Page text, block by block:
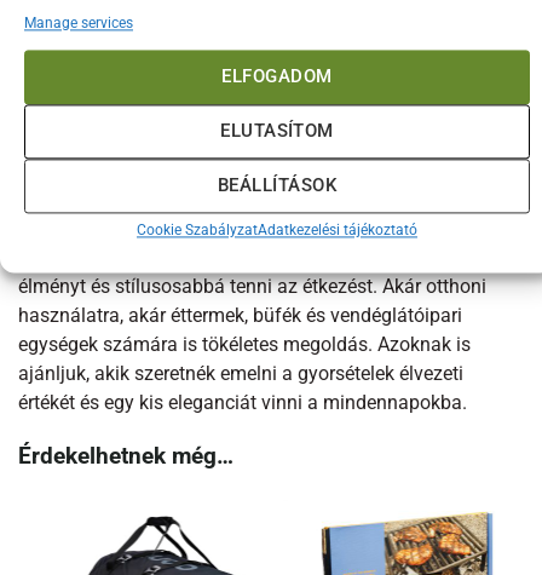
Manage services
ELFOGADOM
ELUTASÍTOM
BEÁLLÍTÁSOK
Cookie SzabályzatAdatkezelési tájékoztató
ételek, például hagymakarikák, rántott csirke és
garnélarák tálalására is alkalmas.
Biztonságos használat:A külső felület nem tartja meg a
hőt, így biztonságosan kezelhető forró ételekkel is.
A Steven Raichlen sültkrumpli tartó ideális választás
élményt és stílusosabbá tenni az étkezést. Akár otthoni
használatra, akár éttermek, büfék és vendéglátóipari
egységek számára is tökéletes megoldás. Azoknak is
ajánljuk, akik szeretnék emelni a gyorsételek élvezeti
értékét és egy kis eleganciát vinni a mindennapokba.
Érdekelhetnek még…